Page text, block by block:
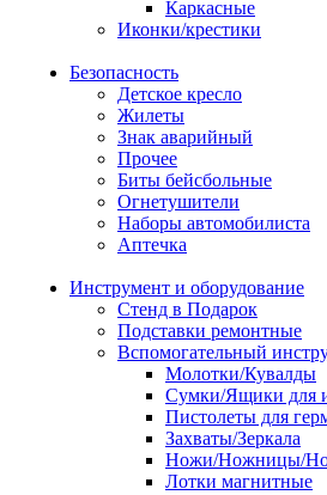
Каркасные
Иконки/крестики
Безопасность
Детское кресло
Жилеты
Знак аварийный
Прочее
Биты бейсбольные
Огнетушители
Наборы автомобилиста
Аптечка
Инструмент и оборудование
Стенд в Подарок
Подставки ремонтные
Вспомогательный
Молотки/Кувалды
Сумки/Ящики для
Пистолеты для
Захваты/Зеркала
Ножи/Ножницы/
Лотки магнитные